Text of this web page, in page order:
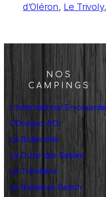
d’Oléron, Le Trivoly,
NOS
CAMPINGS
L’International Erromardie
L’Océano d’Or
La Bolée d’air
La Dune des Sables
La Trévillière
Le Bahamas Beach